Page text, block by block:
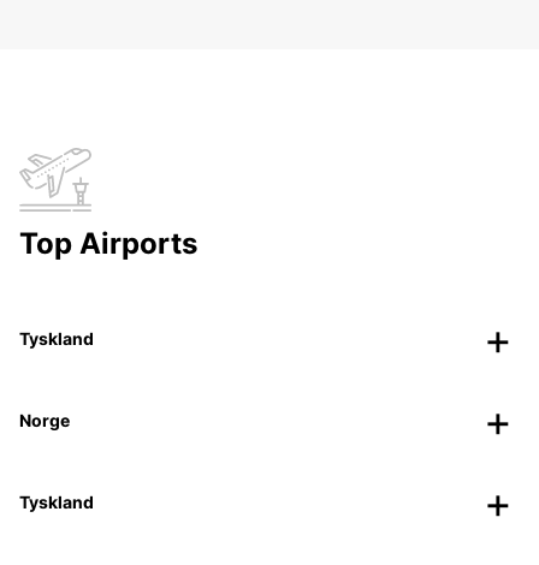
Top Airports
Tyskland
Norge
Tyskland